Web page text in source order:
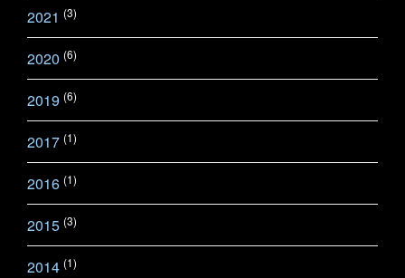
2021 (3)
2020 (6)
2019 (6)
2017 (1)
2016 (1)
2015 (3)
2014 (1)